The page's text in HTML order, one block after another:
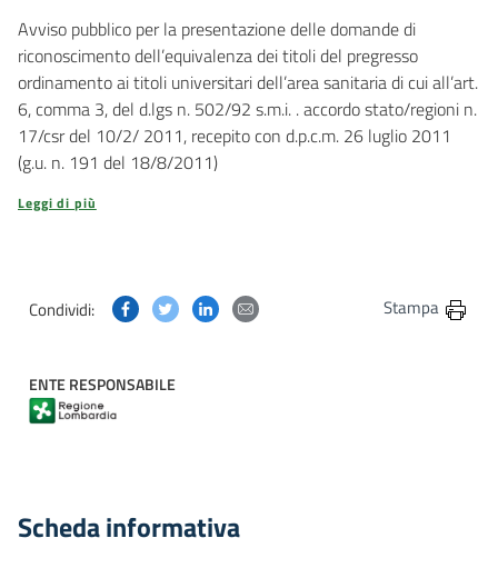
Avviso pubblico per la presentazione delle domande di
riconoscimento dell’equivalenza dei titoli del pregresso
ordinamento ai titoli universitari dell’area sanitaria di cui all’art.
6, comma 3, del d.lgs n. 502/92 s.m.i. . accordo stato/regioni n.
17/csr del 10/2/ 2011, recepito con d.p.c.m. 26 luglio 2011
(g.u. n. 191 del 18/8/2011)
Leggi di più
Condividi: Condividi questa pagina su Facebook
Condividi questa pagina su Twitter
Condividi questa pagina su Linkedin
Condividi questa pagina via
Stampa
ENTE RESPONSABILE
Scheda informativa